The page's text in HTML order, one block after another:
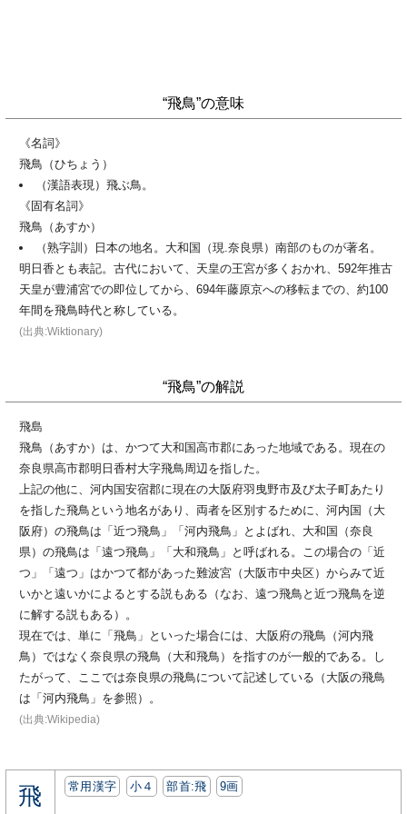
“飛鳥”の意味
《名詞》
飛鳥（ひちょう）
（漢語表現）飛ぶ鳥。
《固有名詞》
飛鳥（あすか）
（熟字訓）日本の地名。大和国（現.奈良県）南部のものが著名。
明日香とも表記。古代において、天皇の王宮が多くおかれ、592年推古
天皇が豊浦宮での即位してから、694年藤原京への移転までの、約100
年間を飛鳥時代と称している。
(出典:Wiktionary)
“飛鳥”の解説
飛島
飛鳥（あすか）は、かつて大和国高市郡にあった地域である。現在の
奈良県高市郡明日香村大字飛鳥周辺を指した。
上記の他に、河内国安宿郡に現在の大阪府羽曳野市及び太子町あたり
を指した飛鳥という地名があり、両者を区別するために、河内国（大
阪府）の飛鳥は「近つ飛鳥」「河内飛鳥」とよばれ、大和国（奈良
県）の飛鳥は「遠つ飛鳥」「大和飛鳥」と呼ばれる。この場合の「近
つ」「遠つ」はかつて都があった難波宮（大阪市中央区）からみて近
いかと遠いかによるとする説もある（なお、遠つ飛鳥と近つ飛鳥を逆
に解する説もある）。
現在では、単に「飛鳥」といった場合には、大阪府の飛鳥（河内飛
鳥）ではなく奈良県の飛鳥（大和飛鳥）を指すのが一般的である。し
たがって、ここでは奈良県の飛鳥について記述している（大阪の飛鳥
は「河内飛鳥」を参照）。
(出典:Wikipedia)
飛 常用漢字 小４ 部首:⾶ 9画